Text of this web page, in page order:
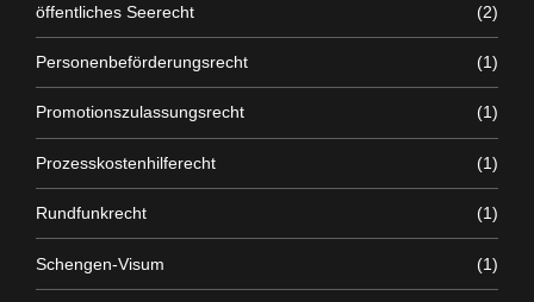
öffentliches Seerecht (2)
Personenbeförderungsrecht (1)
Promotionszulassungsrecht (1)
Prozesskostenhilferecht (1)
Rundfunkrecht (1)
Schengen-Visum (1)